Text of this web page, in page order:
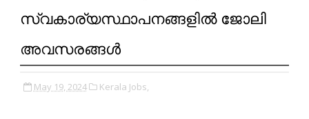
സ്വകാര്യസ്ഥാപനങ്ങളിൽ ജോലി
അവസരങ്ങൾ
May 19, 2024 Kerala Jobs,